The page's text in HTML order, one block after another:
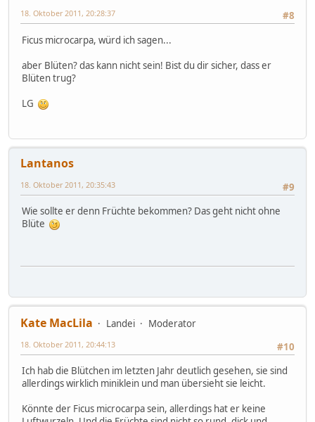
#8
18. Oktober 2011, 20:28:37
Ficus microcarpa, würd ich sagen...
aber Blüten? das kann nicht sein! Bist du dir sicher, dass er
Blüten trug?
LG
Lantanos
#9
18. Oktober 2011, 20:35:43
Wie sollte er denn Früchte bekommen? Das geht nicht ohne
Blüte
Kate MacLila Landei
Moderator
#10
18. Oktober 2011, 20:44:13
Ich hab die Blütchen im letzten Jahr deutlich gesehen, sie sind
allerdings wirklich miniklein und man übersieht sie leicht.
Könnte der Ficus microcarpa sein, allerdings hat er keine